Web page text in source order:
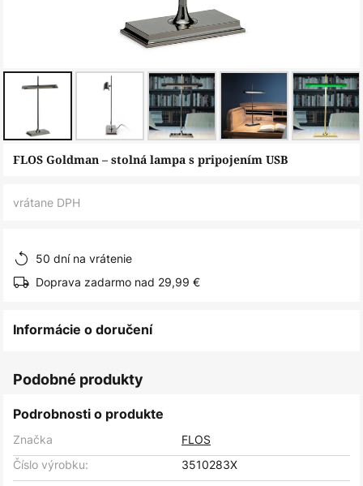
Preskočiť
FLOS Goldman – stolná lampa s pripojením USB
vrátane DPH
50 dní na vrátenie
Doprava zadarmo nad 29,99 €
Informácie o doručení
Podobné produkty
Podrobnosti o produkte
Značka
FLOS
Číslo výrobku:
3510283X